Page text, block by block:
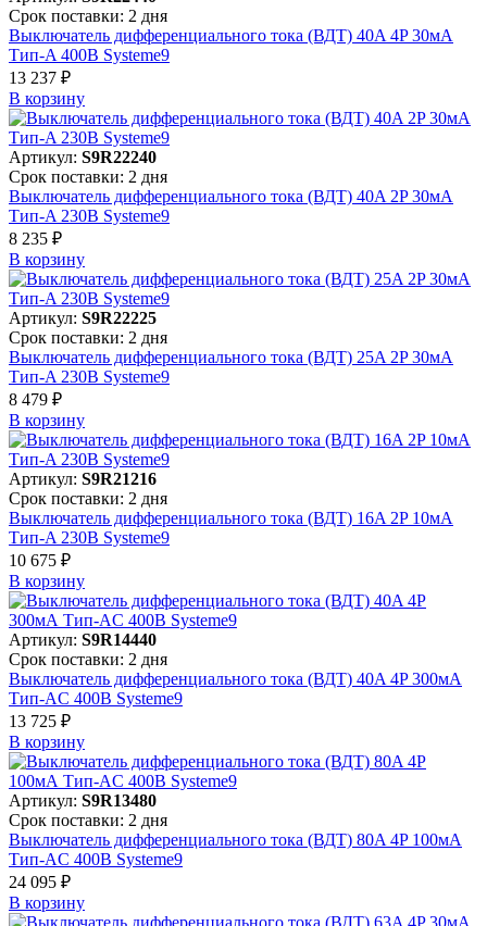
Срок поставки: 2 дня
Выключатель дифференциального тока (ВДТ) 40A 4P 30мА
Тип-A 400В Systeme9
13 237 ₽
В корзинy
Артикул: S9R22240
Срок поставки: 2 дня
Выключатель дифференциального тока (ВДТ) 40A 2P 30мА
Тип-A 230В Systeme9
8 235 ₽
В корзинy
Артикул: S9R22225
Срок поставки: 2 дня
Выключатель дифференциального тока (ВДТ) 25A 2P 30мА
Тип-A 230В Systeme9
8 479 ₽
В корзинy
Артикул: S9R21216
Срок поставки: 2 дня
Выключатель дифференциального тока (ВДТ) 16A 2P 10мА
Тип-A 230В Systeme9
10 675 ₽
В корзинy
Артикул: S9R14440
Срок поставки: 2 дня
Выключатель дифференциального тока (ВДТ) 40A 4P 300мА
Тип-AC 400В Systeme9
13 725 ₽
В корзинy
Артикул: S9R13480
Срок поставки: 2 дня
Выключатель дифференциального тока (ВДТ) 80A 4P 100мА
Тип-AC 400В Systeme9
24 095 ₽
В корзинy